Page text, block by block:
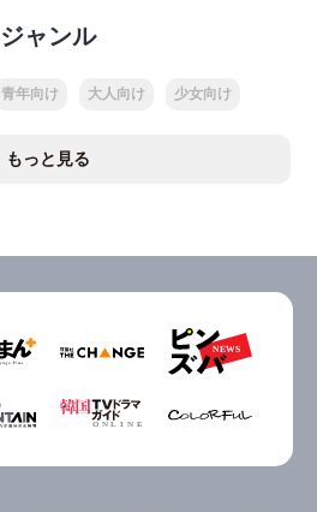
ジャンル
青年向け 大人向け 少女向け
もっと見る